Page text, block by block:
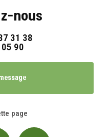
nous
31 38
90
page